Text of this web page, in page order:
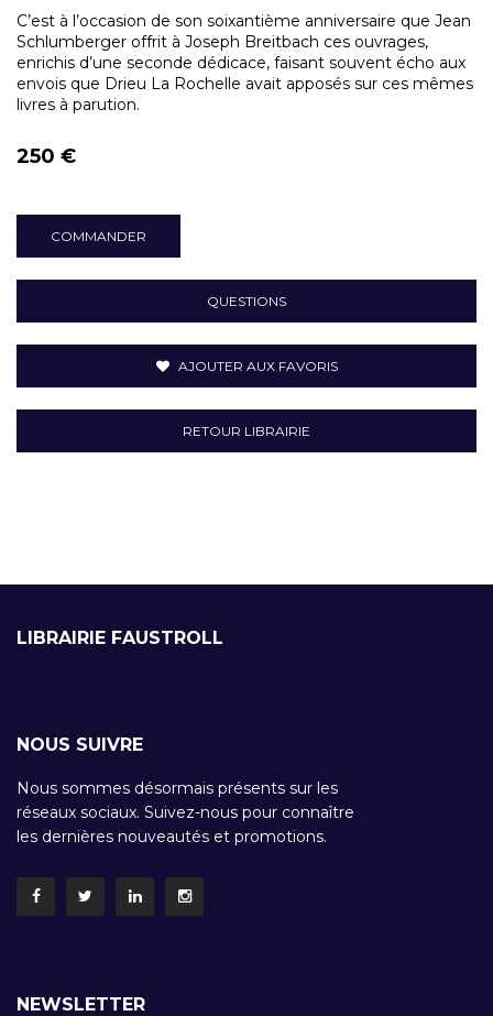
C’est à l’occasion de son soixantième anniversaire que Jean
Schlumberger offrit à Joseph Breitbach ces ouvrages,
enrichis d’une seconde dédicace, faisant souvent écho aux
envois que Drieu La Rochelle avait apposés sur ces mêmes
livres à parution.
250 €
COMMANDER
QUESTIONS
AJOUTER AUX FAVORIS
RETOUR LIBRAIRIE
LIBRAIRIE FAUSTROLL
NOUS SUIVRE
Nous sommes désormais présents sur les
réseaux sociaux. Suivez-nous pour connaître
les dernières nouveautés et promotions.
NEWSLETTER